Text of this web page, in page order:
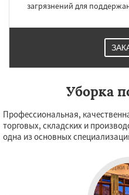
загрязнений для
Уборка
Профессиональная,
торговых, складских и
одна из основных